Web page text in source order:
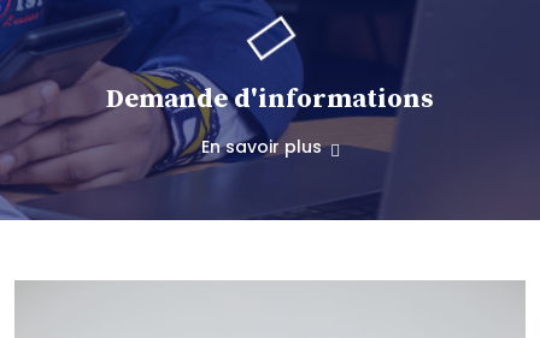
Demande d'informations
En savoir plus